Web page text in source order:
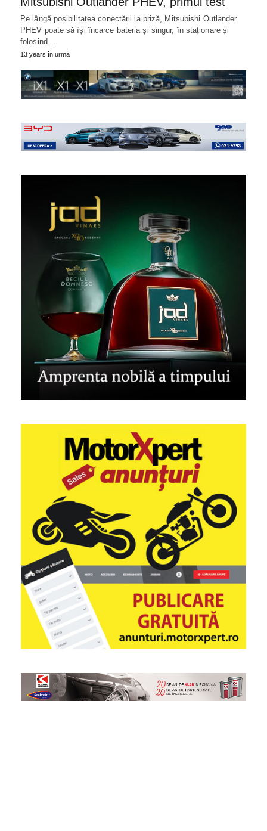
Pe lângă posibilitatea conectării la priză, Mitsubishi Outlander
PHEV poate să își încarce bateria și singur, în staționare și
folosind…
13 years în urmă